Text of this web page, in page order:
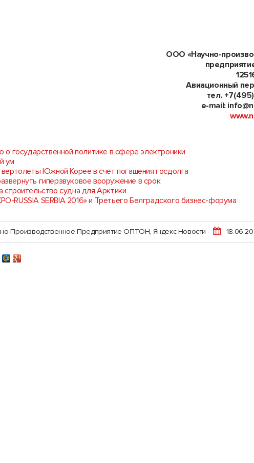
ООО «Научно-
Авиационный
тел.
e-mail:
о государственной политике в сфере электроники
ум
Южной Корее в счет погашения госдолга
гиперзвуковое вооружение в срок
судна для Арктики
RUSSIA SERBIA 2016» и Третьего Белградского бизнес-форума
Производственное Предприятие ОПТОН, Яндекс Новости